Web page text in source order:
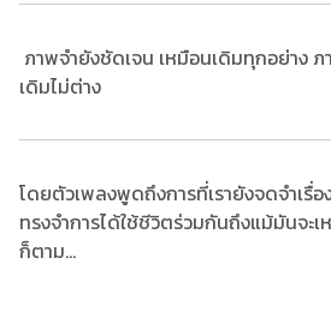
ภาพจำยังชัดเจน เหมือนเดิมทุกอย่าง
เดิมไม่ต่าง
โดยตัวเพลงพูดถึงการที่เรายังจดจำเรื่อ
ทรงจำการได้ใช้ชีวิตร่วมกันถึงแม้มันจะ
ก็ตาม...